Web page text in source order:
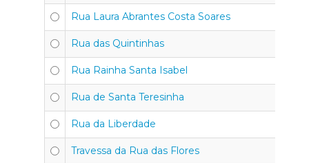
Rua Laura Abrantes Costa Soares
Rua das Quintinhas
Rua Rainha Santa Isabel
Rua de Santa Teresinha
Rua da Liberdade
Travessa da Rua das Flores